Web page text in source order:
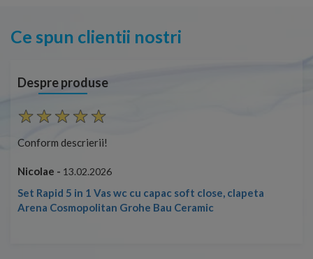
Ce spun clientii nostri
Despre produse
Conform descrierii!
Nicolae - 13.02.2026
Set Rapid 5 in 1 Vas wc cu capac soft close, clapeta
Arena Cosmopolitan Grohe Bau Ceramic